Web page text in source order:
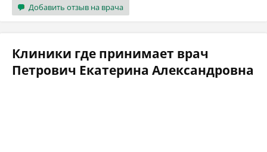
Добавить отзыв на врача
Клиники где принимает врач
Петрович Екатерина Александровна